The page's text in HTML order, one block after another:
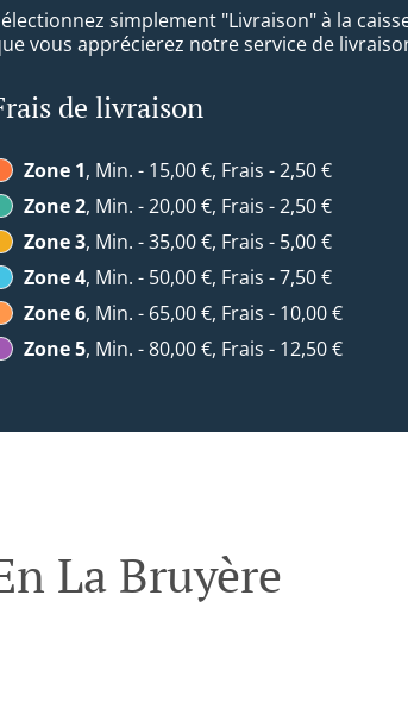
simplement "Livraison" à la
vous apprécierez notre service de
de livraison
Zone 1, Min. - 15,00 €, Frais - 2,50 €
Zone 2, Min. - 20,00 €, Frais - 2,50 €
Zone 3, Min. - 35,00 €, Frais - 5,00 €
Zone 4, Min. - 50,00 €, Frais - 7,50 €
Zone 6, Min. - 65,00 €, Frais - 10,00 €
Zone 5, Min. - 80,00 €, Frais - 12,50 €
La Bruyère